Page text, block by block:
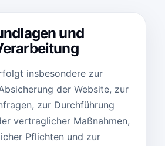
und
insbesondere zur
der Website, zur
zur Durchführung
vertraglicher Maßnahmen,
Pflichten und zur